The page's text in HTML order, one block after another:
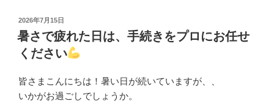
投
稿
日:
2026年7月15日
暑さで疲れた日は、手続きをプロにお任せ
ください
皆さまこんにちは！暑い日が続いていますが、、
いかがお過ごしでしょうか。